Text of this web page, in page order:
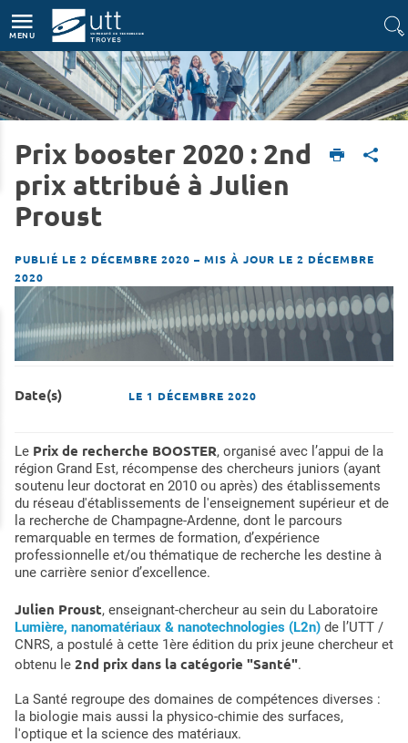
MENU
Accueil L'UTT Actualités
Prix booster 2020 : 2nd
prix attribué à Julien
Proust
PUBLIÉ LE 2 DÉCEMBRE 2020 – MIS À JOUR LE 2 DÉCEMBRE
2020
Date(s) LE 1 DÉCEMBRE 2020
Le Prix de recherche BOOSTER, organisé avec l’appui de la
région Grand Est, récompense des chercheurs juniors (ayant
soutenu leur doctorat en 2010 ou après) des établissements
du réseau d'établissements de l'enseignement supérieur et de
la recherche de Champagne-Ardenne, dont le parcours
remarquable en termes de formation, d’expérience
professionnelle et/ou thématique de recherche les destine à
une carrière senior d’excellence.
Julien Proust, enseignant-chercheur au sein du Laboratoire
Lumière, nanomatériaux & nanotechnologies (L2n) de l’UTT /
CNRS, a postulé à cette 1ère édition du prix jeune chercheur et
obtenu le 2nd prix dans la catégorie "Santé".
La Santé regroupe des domaines de compétences diverses :
la biologie mais aussi la physico-chimie des surfaces,
l'optique et la science des matériaux.